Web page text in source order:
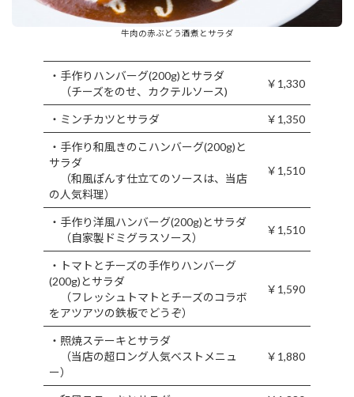
牛肉の赤ぶどう酒煮とサラダ
・手作りハンバーグ(200g)とサラダ
（チーズをのせ、カクテルソース)
￥1,330
・ミンチカツとサラダ ￥1,350
・手作り和風きのこハンバーグ(200g)と
サラダ
（和風ぽんす仕立てのソースは、当店
の人気料理）
￥1,510
・手作り洋風ハンバーグ(200g)とサラダ
（自家製ドミグラスソース）
￥1,510
・トマトとチーズの手作りハンバーグ
(200g)とサラダ
（フレッシュトマトとチーズのコラボ
をアツアツの鉄板でどうぞ）
￥1,590
・照焼ステーキとサラダ
（当店の超ロング人気ベストメニュ
ー）
￥1,880